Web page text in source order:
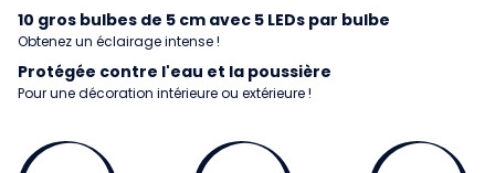
10 gros bulbes de 5 cm avec 5 LEDs par bulbe
Obtenez un éclairage intense !
Protégée contre l'eau et la poussière
Pour une décoration intérieure ou extérieure !